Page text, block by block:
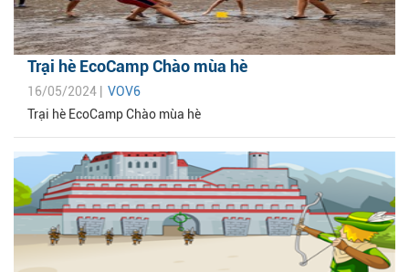
Trại hè EcoCamp Chào mùa hè
16/05/2024 | VOV6
Trại hè EcoCamp Chào mùa hè